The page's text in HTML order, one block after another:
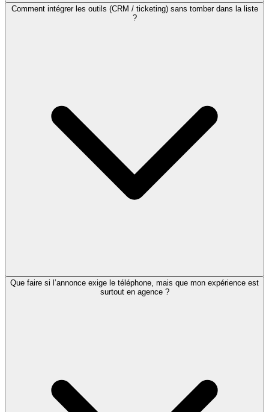
Comment intégrer les outils (CRM / ticketing) sans tomber dans la liste
?
Que faire si l’annonce exige le téléphone, mais que mon expérience est
surtout en agence ?